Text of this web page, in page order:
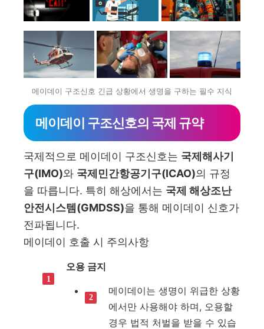
메이데이 구조신호 긴급 상황에서 생명을 구하는 필수 지식
메이데이 구조신호의 국제 규약
국제적으로 메이데이 구조신호는 국제해사기
구(IMO)와 국제민간항공기구(ICAO)의 규정
을 따릅니다. 특히 해상에서는 국제 해상조난
안전시스템(GMDSS)을 통해 메이데이 신호가
전파됩니다.
메이데이 호출 시 주의사항
오용 금지
메이데이는 생명이 위급한 상황
에서만 사용해야 하며, 오용할
경우 법적 처벌을 받을 수 있습